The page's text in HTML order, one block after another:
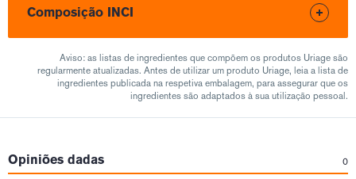
Composição INCI
Aviso: as listas de ingredientes que compõem os produtos Uriage são
regularmente atualizadas. Antes de utilizar um produto Uriage, leia a lista de
ingredientes publicada na respetiva embalagem, para assegurar que os
ingredientes são adaptados à sua utilização pessoal.
Opiniões dadas 0